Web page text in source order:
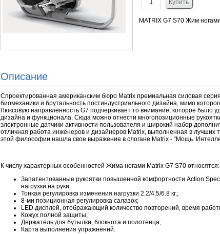
MATRIX G7 S70 Жим ногами
Описание
Спроектированная американским бюро Matrix премиальная силовая
биомеханики и брутальность постиндустриального дизайна, мимо
Люксовую направленность G7 подчеркивает то внимание, которое
дизайна и функционала. Сюда можно отнести многопозиционные
электронные датчики активности пользователя и широкий набор
отличная работа инженеров и дизайнеров Matrix, выполненная в
этой философии нашла свое выражение в слогане Matrix - “Мощь.
К числу характерных особенностей Жима ногами Matrix G7 S70 относятся:
Запатентованные рукоятки повышенной комфортности Action
нагрузки на руки;
Тонкая регулировка изменения нагрузки 2.2/4.5/6.8 кг.;
8-ми позиционная регулировка салазок;
LED дисплей, отображающий количество повторений, время
Кожух полной защиты;
Держатель для бутылки, блокнота и полотенца;
Карта выполнения упражнений.